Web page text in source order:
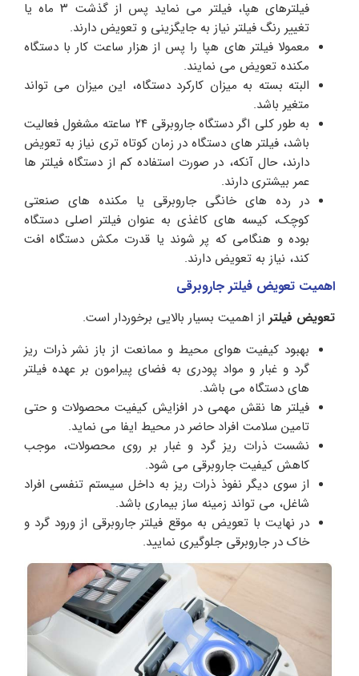
فیلترهای هپا، فیلتر می نماید پس از گذشت ۳ ماه یا
تغییر رنگ فیلتر نیاز به جایگزینی و تعویض دارند.
معمولا فیلتر های هپا را پس از هزار ساعت کار با دستگاه
مکنده تعویض می نمایند.
البته بسته به میزان کارکرد دستگاه، این میزان می تواند
متغیر باشد.
به طور کلی اگر دستگاه جاروبرقی ۲۴ ساعته مشغول فعالیت
باشد، فیلتر های دستگاه در زمان کوتاه تری نیاز به تعویض
دارند، حال آنکه، در صورت استفاده کم از دستگاه فیلتر ها
عمر بیشتری دارند.
در رده های خانگی جاروبرقی یا مکنده های صنعتی
کوچک، کیسه های کاغذی به عنوان فیلتر اصلی دستگاه
بوده و هنگامی که پر شوند یا قدرت مکش دستگاه افت
کند، نیاز به تعویض دارند.
اهمیت تعویض فیلتر جاروبرقی
تعویض فیلتر از اهمیت بسیار بالایی برخوردار است.
بهبود کیفیت هوای محیط و ممانعت از باز نشر ذرات ریز
گرد و غبار و مواد پودری به فضای پیرامون بر عهده فیلتر
های دستگاه می باشد.
فیلتر ها نقش مهمی در افزایش کیفیت محصولات و حتی
تامین سلامت افراد حاضر در محیط ایفا می نماید.
نشست ذرات ریز گرد و غبار بر روی محصولات، موجب
کاهش کیفیت جاروبرقی می شود.
از سوی دیگر نفوذ ذرات ریز به داخل سیستم تنفسی افراد
شاغل، می تواند زمینه ساز بیماری باشد.
در نهایت با تعویض به موقع فیلتر جاروبرقی از ورود گرد و
خاک در جاروبرقی جلوگیری نمایید.